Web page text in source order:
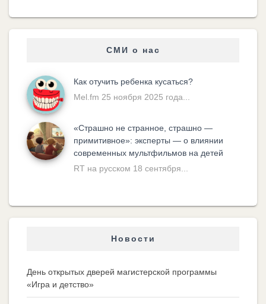
СМИ о нас
Как отучить ребенка кусаться?
Mel.fm 25 ноября 2025 года...
«Cтрашно не странное, страшно —
примитивное»: эксперты — о влиянии
современных мультфильмов на детей
RT на русском 18 сентября...
Новости
День открытых дверей магистерской программы
«Игра и детство»